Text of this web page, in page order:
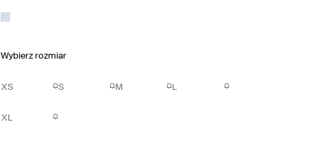
Wybierz rozmiar
XS S M L
XL